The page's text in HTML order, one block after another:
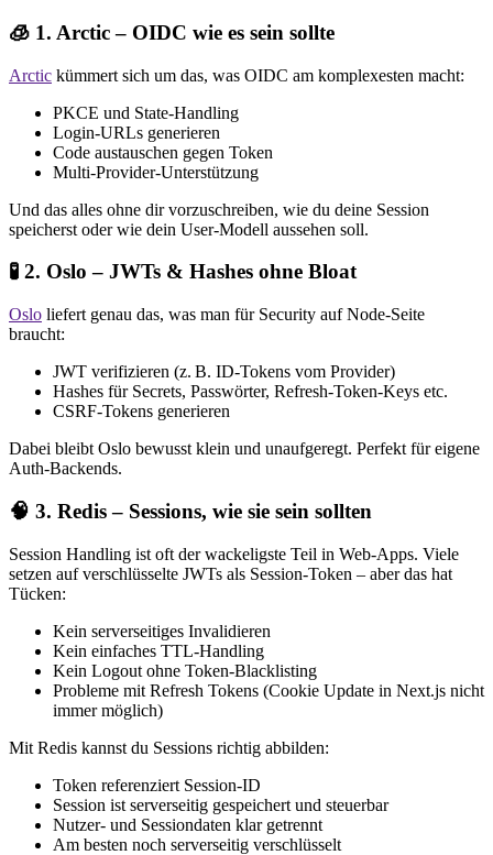
🧊 1. Arctic – OIDC wie es sein sollte
Arctic kümmert sich um das, was OIDC am komplexesten macht:
PKCE und State-Handling
Login-URLs generieren
Code austauschen gegen Token
Multi-Provider-Unterstützung
Und das alles ohne dir vorzuschreiben, wie du deine Session
speicherst oder wie dein User-Modell aussehen soll.
🧪 2. Oslo – JWTs & Hashes ohne Bloat
Oslo liefert genau das, was man für Security auf Node-Seite
braucht:
JWT verifizieren (z. B. ID-Tokens vom Provider)
Hashes für Secrets, Passwörter, Refresh-Token-Keys etc.
CSRF-Tokens generieren
Dabei bleibt Oslo bewusst klein und unaufgeregt. Perfekt für eigene
Auth-Backends.
🧠 3. Redis – Sessions, wie sie sein sollten
Session Handling ist oft der wackeligste Teil in Web-Apps. Viele
setzen auf verschlüsselte JWTs als Session-Token – aber das hat
Tücken:
Kein serverseitiges Invalidieren
Kein einfaches TTL-Handling
Kein Logout ohne Token-Blacklisting
Probleme mit Refresh Tokens (Cookie Update in Next.js nicht
immer möglich)
Mit Redis kannst du Sessions richtig abbilden:
Token referenziert Session-ID
Session ist serverseitig gespeichert und steuerbar
Nutzer- und Sessiondaten klar getrennt
Am besten noch serverseitig verschlüsselt